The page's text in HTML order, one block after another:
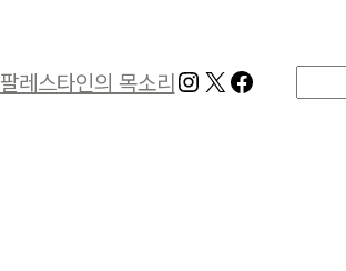
팔레스타인의 목소리Instagram
X Facebook